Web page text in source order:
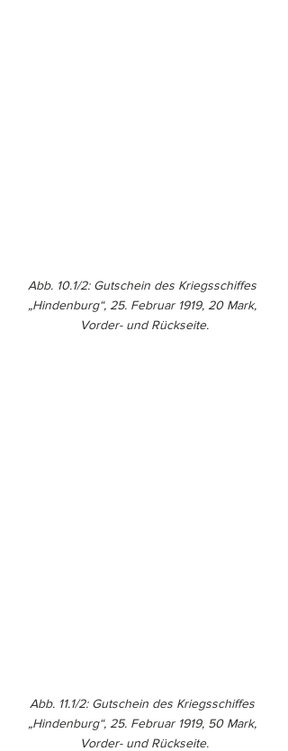
Abb. 10.1/2: Gutschein des Kriegsschiffes
„Hindenburg“, 25. Februar 1919, 20 Mark,
Vorder- und Rückseite.
Abb. 11.1/2: Gutschein des Kriegsschiffes
„Hindenburg“, 25. Februar 1919, 50 Mark,
Vorder- und Rückseite.